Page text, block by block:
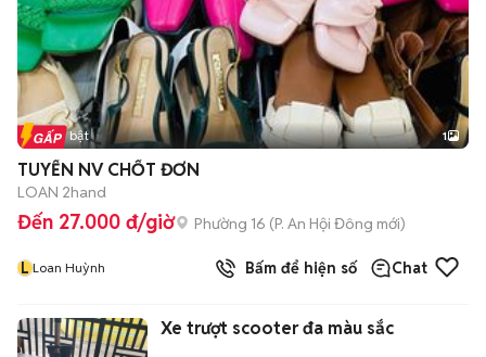
Tin nổi bật 1
TUYỂN NV CHỐT ĐƠN
LOAN 2hand
Đến 27.000 đ/giờ Phường 16 (P. An Hội Đông mới)
L Loan Huỳnh Bấm để hiện số Chat
Xe trượt scooter đa màu sắc